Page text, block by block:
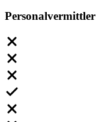
Personalvermittler